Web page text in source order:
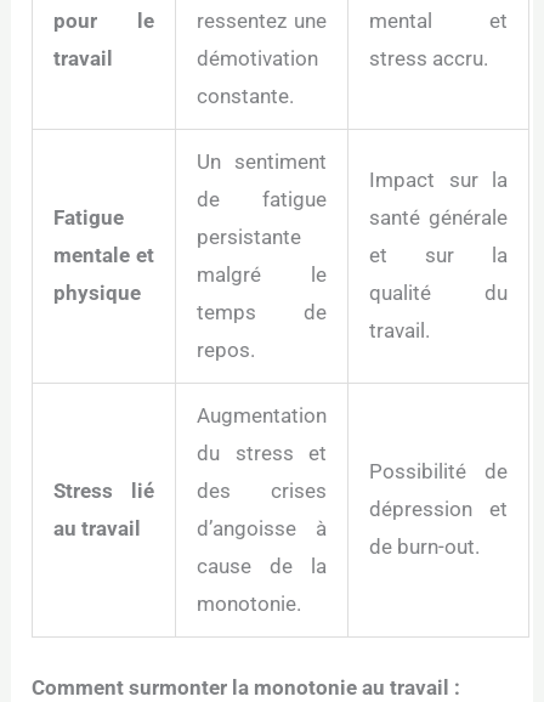
pour le
travail
ressentez une
démotivation
constante.
mental et
stress accru.
Fatigue
mentale et
physique
Un sentiment
de fatigue
persistante
malgré le
temps de
repos.
Impact sur la
santé générale
et sur la
qualité du
travail.
Stress lié
au travail
Augmentation
du stress et
des crises
d’angoisse à
cause de la
monotonie.
Possibilité de
dépression et
de burn-out.
Comment surmonter la monotonie au travail :